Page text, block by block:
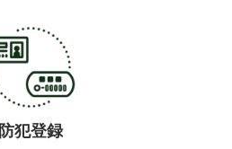
防犯登録